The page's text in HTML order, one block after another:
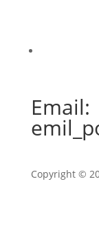
Email:
Copyright ©